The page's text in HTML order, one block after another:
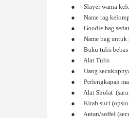
●
Slayer warna
●
Name tag
●
Goodie bag
●
Name bag untuk
●
Buku tulis bebas
●
Alat Tulis
●
Uang
●
Perlengkapan
●
Alat Sholat
●
Kitab suci
●
Autan/soffel